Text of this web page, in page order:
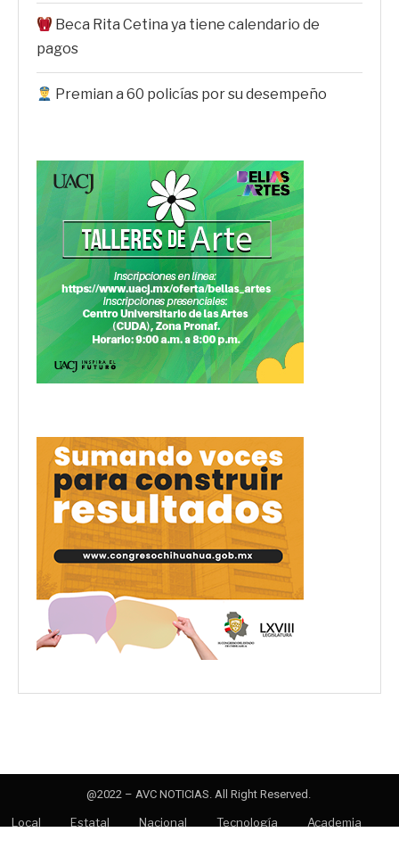
Beca Rita Cetina ya tiene calendario de
pagos
Premian a 60 policías por su desempeño
@2022 – AVC NOTICIAS. All Right Reserved.
Local Estatal Nacional Tecnología
Academia